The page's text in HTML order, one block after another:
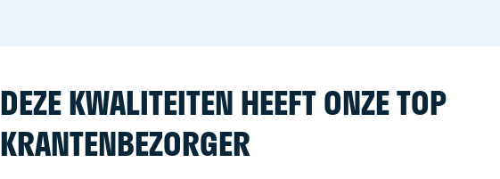
DEZE KWALITEITEN HEEFT ONZE TOP
KRANTENBEZORGER